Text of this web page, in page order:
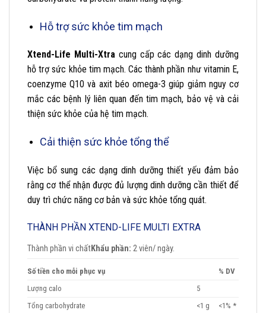
Hỗ trợ sức khỏe tim mạch
Xtend-Life Multi-Xtra cung cấp các dạng dinh dưỡng
hỗ trợ sức khỏe tim mạch. Các thành phần như vitamin E,
coenzyme Q10 và axit béo omega-3 giúp giảm nguy cơ
mắc các bệnh lý liên quan đến tim mạch, bảo vệ và cải
thiện sức khỏe của hệ tim mạch.
Cải thiện sức khỏe tổng thể
Việc bổ sung các dạng dinh dưỡng thiết yếu đảm bảo
rằng cơ thể nhận được đủ lượng dinh dưỡng cần thiết để
duy trì chức năng cơ bản và sức khỏe tổng quát.
THÀNH PHẦN XTEND-LIFE MULTI EXTRA
Thành phần vi chấtKhẩu phần: 2 viên/ ngày.
Số tiền cho mỗi phục vụ
% DV
Lượng calo
5
Tổng carbohydrate
<1 g
<1% *